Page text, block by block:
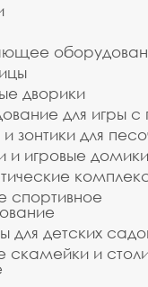
дворики
для игры
зонтики для
и игровые домики
спортивное
для детских
скамейки и